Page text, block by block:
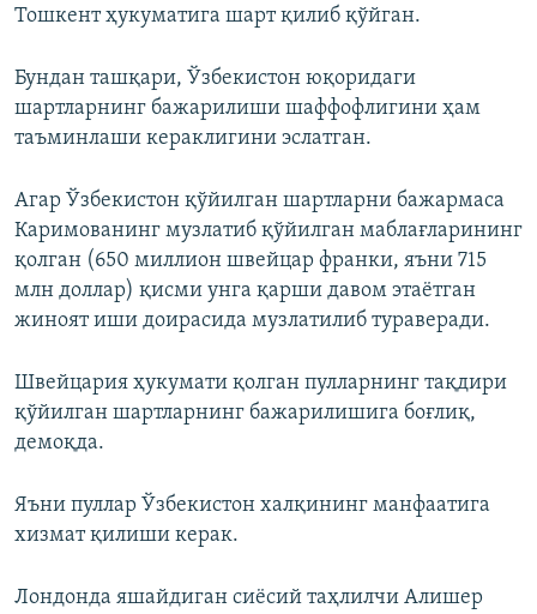
Тошкент ҳукуматига шарт қилиб қўйган.
Бундан ташқари, Ўзбекистон юқоридаги
шартларнинг бажарилиши шаффофлигини ҳам
таъминлаши кераклигини эслатган.
Агар Ўзбекистон қўйилган шартларни бажармаса
Каримованинг музлатиб қўйилган маблағларининг
қолган (650 миллион швейцар франки, яъни 715
млн доллар) қисми унга қарши давом этаётган
жиноят иши доирасида музлатилиб тураверади.
Швейцария ҳукумати қолган пулларнинг тақдири
қўйилган шартларнинг бажарилишига боғлиқ,
демоқда.
Яъни пуллар Ўзбекистон халқининг манфаатига
хизмат қилиши керак.
Лондонда яшайдиган сиёсий таҳлилчи Алишер